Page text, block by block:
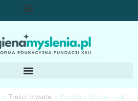
» Treści otwarte » Poradnik Notion – jak